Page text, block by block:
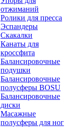
отжиманий
Ролики для пресса
Эспандеры
Скакалки
Канаты для
кроссфита
Балансировочные
подушки
Балансировочные
полусферы BOSU
Балансировочные
диски
Масажные
полусферы для ног